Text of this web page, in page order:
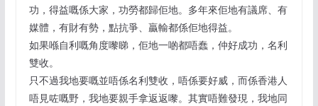
功，得益嘅係大家，功勞都歸佢地。多年來佢地有議席、有
媒體，有財有勢，點抗爭、贏輸都係佢地得益。
如果喺自利嘅角度嚟睇，佢地一啲都唔蠢，仲好成功，名利
雙收。
只不過我地要嘅並唔係名利雙收，唔係要好威，而係香港人
唔見咗嘅野，我地要親手拿返返嚟。其實唔難發現，我地同